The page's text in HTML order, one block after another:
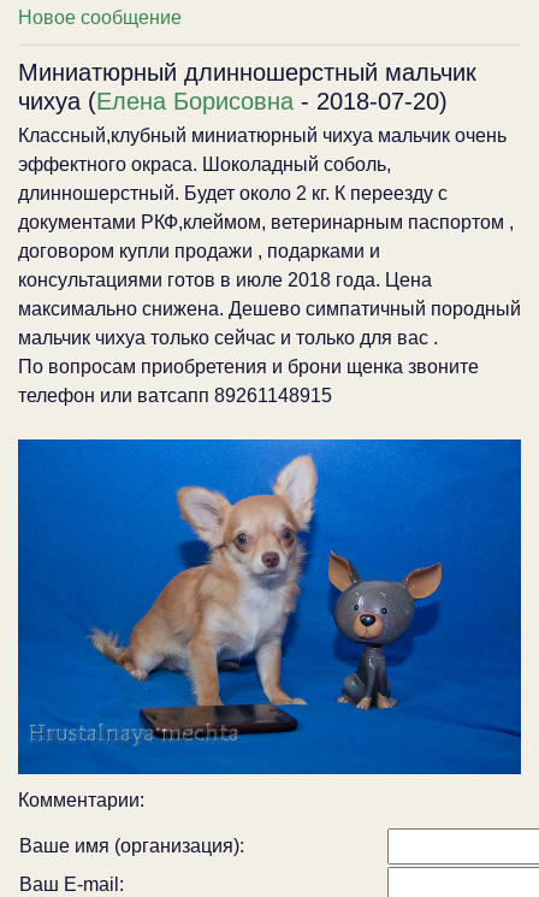
Новое сообщение
Миниатюрный длинношерстный мальчик
чихуа (Елена Борисовна - 2018-07-20)
Классный,клубный миниатюрный чихуа мальчик очень
эффектного окраса. Шоколадный соболь,
длинношерстный. Будет около 2 кг. К переезду с
документами РКФ,клеймом, ветеринарным паспортом ,
договором купли продажи , подарками и
консультациями готов в июле 2018 года. Цена
максимально снижена. Дешево симпатичный породный
мальчик чихуа только сейчас и только для вас .
По вопросам приобретения и брони щенка звоните
телефон или ватсапп 89261148915
Комментарии:
Ваше имя (организация):
Ваш E-mail: